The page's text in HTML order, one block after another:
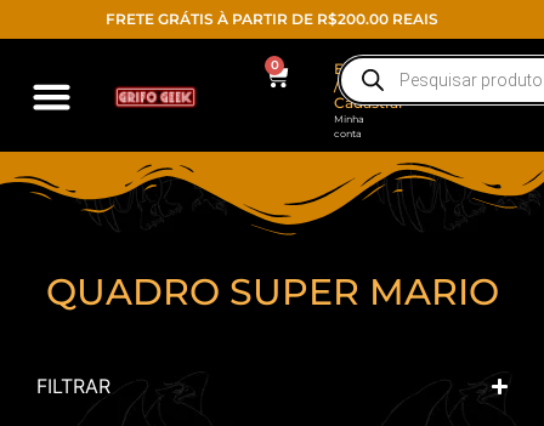
FRETE GRÁTIS À PARTIR DE R$200.00 REAIS
0
Entrar
/
Cadastrar
Minha
conta
QUADRO SUPER MARIO
FILTRAR